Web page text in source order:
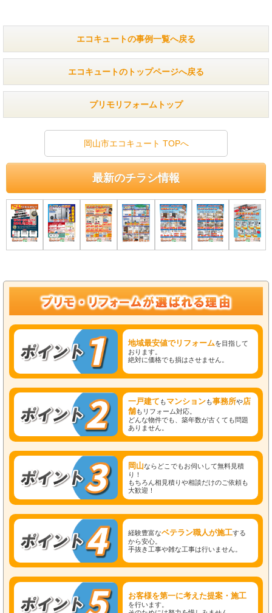
エコキュートの事例一覧へ戻る
エコキュートのトップページへ戻る
プリモリフォームトップ
岡山市エコキュート TOPへ
最新のチラシ情報
地域最安値でリフォームを目指して
おります。
絶対に価格でも損はさせません。
一戸建て もマンションも事務所や店
舗もリフォーム対応。
どんな物件でも、築年数が古くても問題
ありません。
岡山ならどこでもお伺いして無料見積
り！
もちろん相見積りや相談だけのご依頼も
大歓迎！
経験豊富なベテラン職人が施工する
から安心。
手抜き工事や雑な工事は行いません。
お客様を第一に考えた提案・施工
を行います。